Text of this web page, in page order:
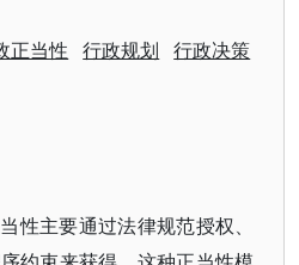
正当性 行政规划 行政决策
性主要通过法律规范授权、